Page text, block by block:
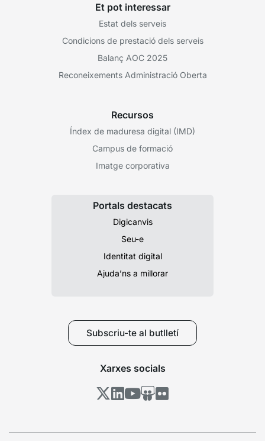
Et pot interessar
Estat dels serveis
Condicions de prestació dels serveis
Balanç AOC 2025
Reconeixements Administració Oberta
Recursos
Índex de maduresa digital (IMD)
Campus de formació
Imatge corporativa
Portals destacats
Digicanvis
Seu-e
Identitat digital
Ajuda’ns a millorar
Subscriu-te al butlletí
Xarxes socials